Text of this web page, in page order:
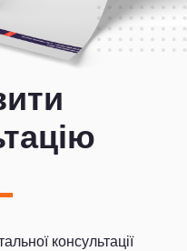
консультації